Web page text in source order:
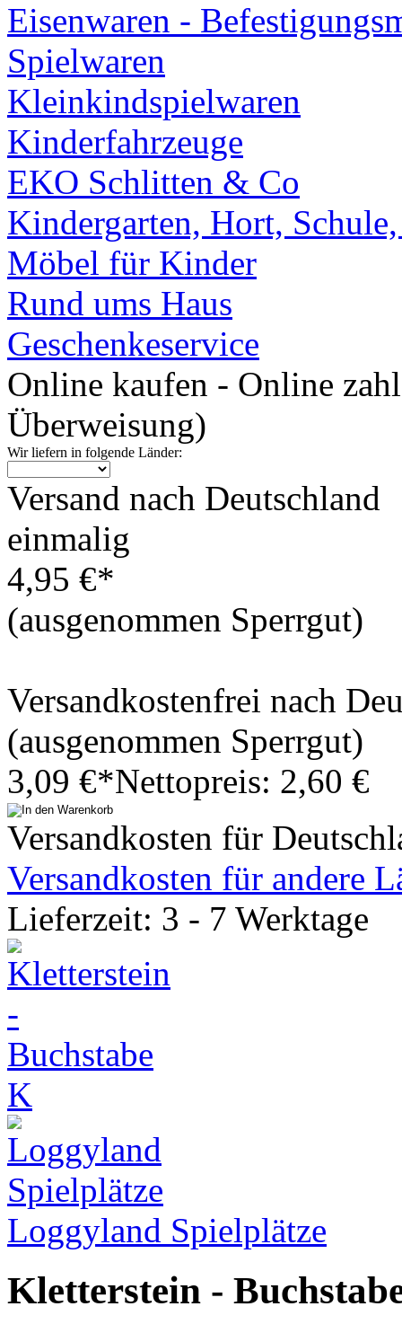
Eisenwaren -
Spielwaren
Kleinkindspielwaren
Kinderfahrzeuge
EKO Schlitten & Co
Kindergarten, Hort,
Möbel für Kinder
Rund ums Haus
Geschenkeservice
Online kaufen - Online
Überweisung)
Wir liefern in folgende Länder:
Versand nach Deutschland
einmalig
4,95 €*
(ausgenommen Sperrgut)
Versandkostenfrei nach
(ausgenommen Sperrgut)
3,09 €*Nettopreis: 2,60 €
Versandkosten für
Versandkosten für andere
Lieferzeit: 3 - 7 Werktage
Loggyland Spielplätze
Kletterstein -